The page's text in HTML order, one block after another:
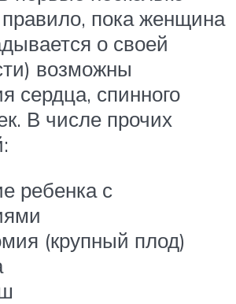
правило, пока женщина
о своей
возможны
сердца, спинного
В числе прочих
ребенка с
(крупный плод)